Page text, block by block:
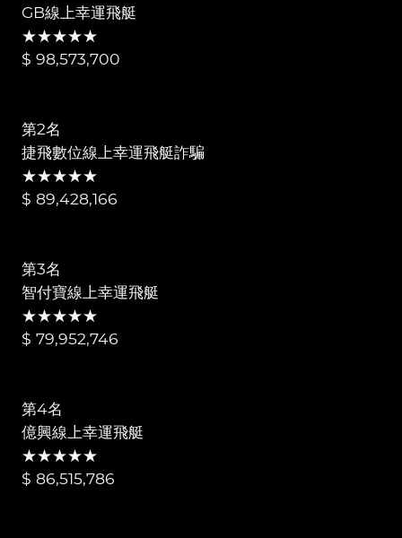
GB線上幸運飛艇
★★★★★
$ 98,573,700
第2名
捷飛數位線上幸運飛艇詐騙
★★★★★
$ 89,428,166
第3名
智付寶線上幸運飛艇
★★★★★
$ 79,952,746
第4名
億興線上幸運飛艇
★★★★★
$ 86,515,786